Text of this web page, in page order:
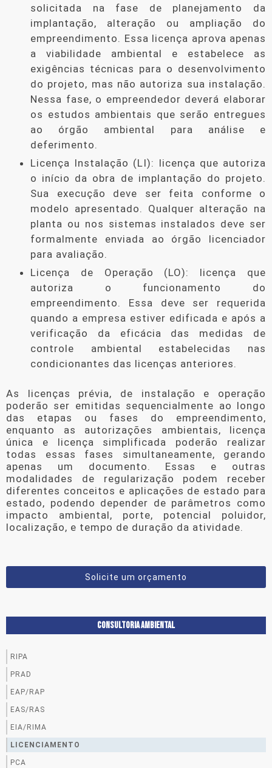
solicitada na fase de planejamento da
implantação, alteração ou ampliação do
empreendimento. Essa licença aprova apenas
a viabilidade ambiental e estabelece as
exigências técnicas para o desenvolvimento
do projeto, mas não autoriza sua instalação.
Nessa fase, o empreendedor deverá elaborar
os estudos ambientais que serão entregues
ao órgão ambiental para análise e
deferimento.
Licença Instalação (LI): licença que autoriza
o início da obra de implantação do projeto.
Sua execução deve ser feita conforme o
modelo apresentado. Qualquer alteração na
planta ou nos sistemas instalados deve ser
formalmente enviada ao órgão licenciador
para avaliação.
Licença de Operação (LO): licença que
autoriza o funcionamento do
empreendimento. Essa deve ser requerida
quando a empresa estiver edificada e após a
verificação da eficácia das medidas de
controle ambiental estabelecidas nas
condicionantes das licenças anteriores.
As licenças prévia, de instalação e operação
poderão ser emitidas sequencialmente ao longo
das etapas ou fases do empreendimento,
enquanto as autorizações ambientais, licença
única e licença simplificada poderão realizar
todas essas fases simultaneamente, gerando
apenas um documento. Essas e outras
modalidades de regularização podem receber
diferentes conceitos e aplicações de estado para
estado, podendo depender de parâmetros como
impacto ambiental, porte, potencial poluidor,
localização, e tempo de duração da atividade.
Solicite um orçamento
CONSULTORIA AMBIENTAL
RIPA
PRAD
EAP/RAP
EAS/RAS
EIA/RIMA
LICENCIAMENTO
PCA